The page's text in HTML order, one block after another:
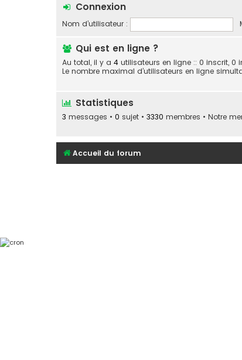
Connexion
Nom d’utilisateur :
Qui est en ligne ?
Au total, il y a 4 utilisateurs en ligne :: 0 inscrit, 0
Le nombre maximal d’utilisateurs en ligne
Statistiques
3 messages • 0 sujet • 3330 membres • Notre
Accueil du forum